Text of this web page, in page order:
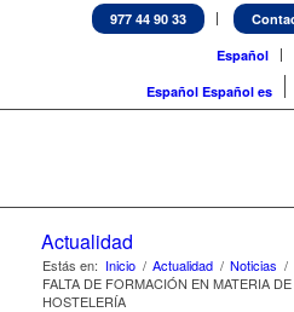
977 44 90 33
Español
Español Español es
Actualidad
Estás en: Inicio / Actualidad / Noticias /
FALTA DE FORMACIÓN EN MATERIA
HOSTELERÍA